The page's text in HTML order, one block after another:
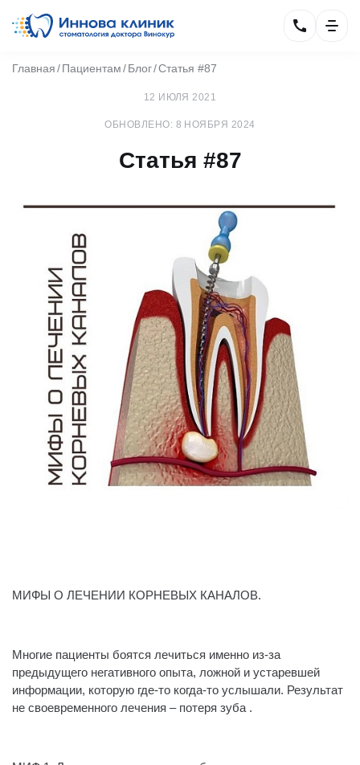
Главная Пациентам Блог Статья #87
12 ИЮЛЯ 2021
ОБНОВЛЕНО: 8 НОЯБРЯ 2024
Статья #87
МИФЫ О ЛЕЧЕНИИ КОРНЕВЫХ КАНАЛОВ.
Многие пациенты боятся лечиться именно из-за
предыдущего негативного опыта, ложной и устаревшей
информации, которую где-то когда-то услышали. Результат
не своевременного лечения – потеря зуба .